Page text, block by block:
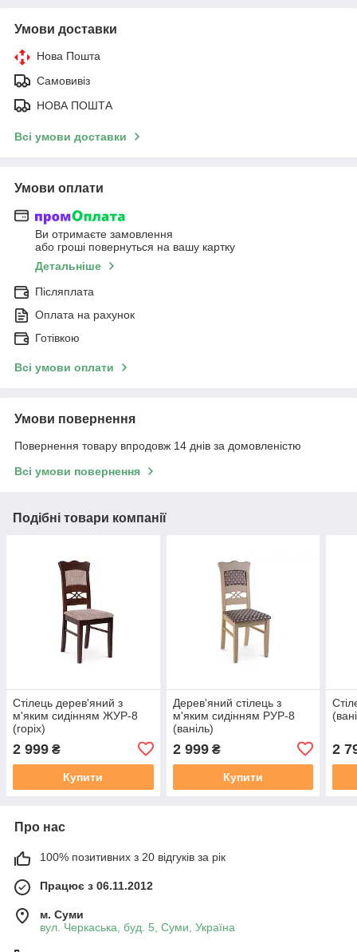
Умови доставки
Нова Пошта
Самовивіз
НОВА ПОШТА
Всі умови доставки
Умови оплати
Ви отримаєте замовлення
або гроші повернуться на вашу картку
Детальніше
Післяплата
Оплата на рахунок
Готівкою
Всі умови оплати
Умови повернення
Повернення товару впродовж 14 днів за домовленістю
Всі умови повернення
Подібні товари компанії
Стілець дерев'яний з
м'яким сидінням ЖУР-8
(горіх)
2 999 ₴
Купити
Дерев'яний стілець з
м'яким сидінням РУР-8
(ваніль)
2 999₴
Купити
2
Про нас
100% позитивних з 20 відгуків за рік
Працює з 06.11.2012
м. Суми
вул. Черкаська, буд. 5, Суми, Україна